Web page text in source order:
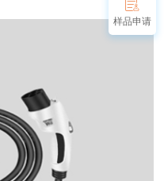
样品申请